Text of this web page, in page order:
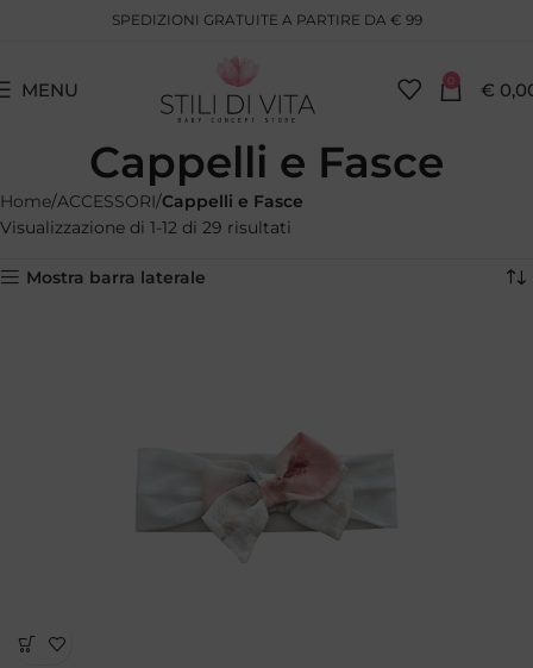
SPEDIZIONI GRATUITE A PARTIRE DA € 99
MENU 0 €
Cappelli e Fasce
Home ACCESSORI Cappelli e Fasce
Visualizzazione di 1-12 di 29 risultati
Mostra barra laterale